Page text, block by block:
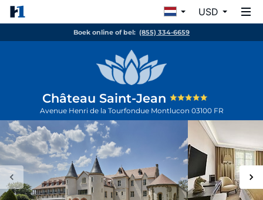
USD
Boek online of bel: (855) 334-6659
Château Saint-Jean
Avenue Henri de la Tourfondue Montlucon 03100 FR